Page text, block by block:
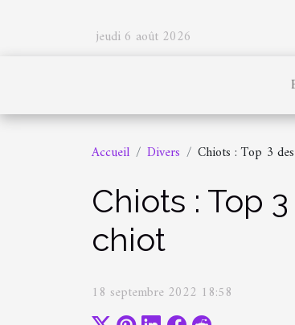
jeudi 6 août 2026
Accueil Divers Chiots : Top 3
Chiots : Top
chiot
18 septembre 2022 18:58